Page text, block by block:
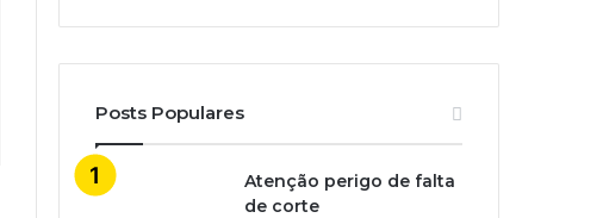
Posts Populares
Atenção perigo de falta
de corte